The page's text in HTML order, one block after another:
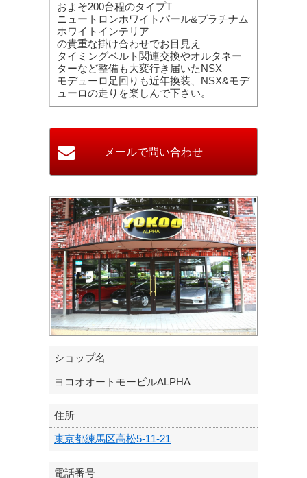
およそ200台程のタイプT
ニュートロンホワイトパール&プラチナム
ホワイトインテリア
の貴重な掛け合わせでお目見え
タイミングベルト関連交換やオルタネー
ターなど整備も大変行き届いたNSX
モデューロ足回りも近年換装、NSX&モデ
ューロの走りを楽しんで下さい。
ショップ名
ヨコオオートモービルALPHA
住所
東京都練馬区高松5-11-21
電話番号